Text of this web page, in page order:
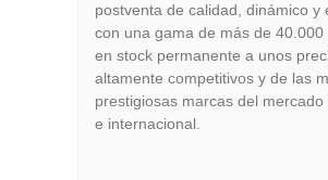
postventa de calidad, dinámico y
con una gama de más de
en stock permanente a unos
altamente competitivos y de las
prestigiosas marcas del mercado
e internacional.